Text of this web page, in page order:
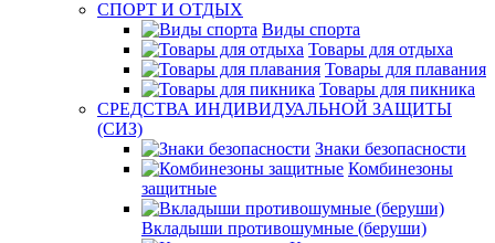
СПОРТ И ОТДЫХ
Виды спорта
Товары для отдыха
Товары для плавания
Товары для пикника
СРЕДСТВА ИНДИВИДУАЛЬНОЙ ЗАЩИТЫ
(СИЗ)
Знаки безопасности
Комбинезоны
защитные
Вкладыши противошумные (беруши)